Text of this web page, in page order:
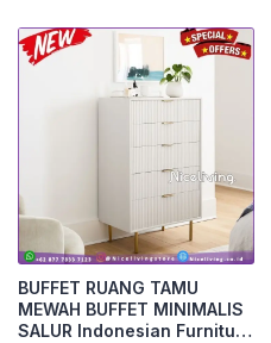
BUFFET RUANG TAMU
MEWAH BUFFET MINIMALIS
SALUR Indonesian Furniture